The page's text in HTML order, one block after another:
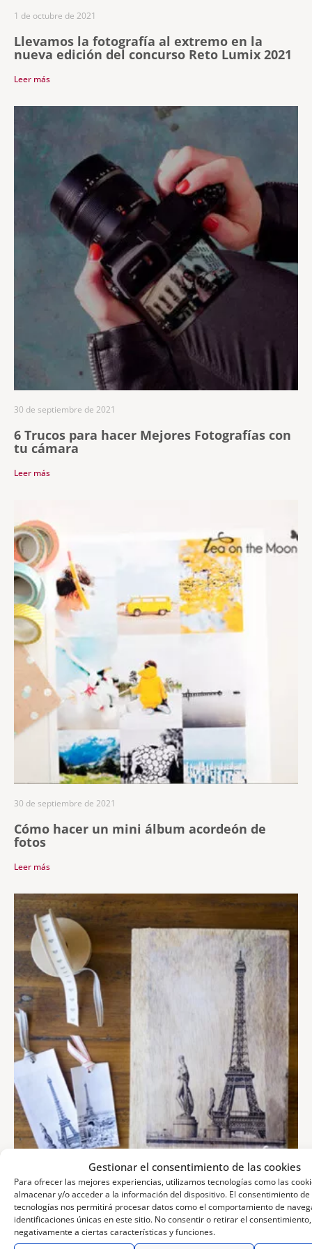
Gestionar el consentimiento de las cookies
Para ofrecer las mejores experiencias, utilizamos tecnologías como las
almacenar y/o acceder a la información del dispositivo. El consentimiento de
tecnologías nos permitirá procesar datos como el comportamiento de
identificaciones únicas en este sitio. No consentir o retirar el
negativamente a ciertas características y funciones.
Llevamos la fotografía al extremo en la
nueva edición del concurso Reto Lumix 2021
1 de octubre de 2021
Leer más
6 Trucos para hacer Mejores Fotografías con
tu cámara
30 de septiembre de 2021
Leer más
Cómo hacer un mini álbum acordeón de
fotos
30 de septiembre de 2021
Leer más
Transferir una fotografía a madera o lienzo:
una forma diferente de revelar nuestras
30 de septiembre de 2021